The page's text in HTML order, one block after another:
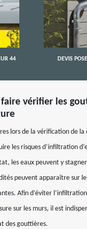
44 DEVIS
vérifier les
lors de la vérification de la
les risques d’infiltration
les eaux peuvent y
peuvent apparaître sur
Afin d’éviter
sur les murs, il est
des gouttières.